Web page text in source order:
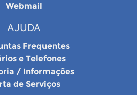
Webmail
AJUDA
Frequentes
e Telefones
/ Informações
de Serviços